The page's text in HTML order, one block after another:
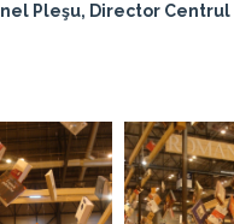
Pleşu, Director Centrul